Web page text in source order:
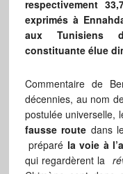
respectivement
exprimés à
aux Tunisiens
constituante élue
Commentaire de
décennies, au nom
postulée
fausse route dans
préparé la voie à
qui regardèrent la